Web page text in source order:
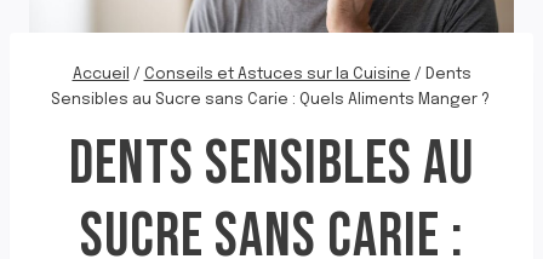
Accueil / Conseils et Astuces sur la Cuisine / Dents
Sensibles au Sucre sans Carie : Quels Aliments Manger ?
DENTS SENSIBLES AU
SUCRE SANS CARIE :